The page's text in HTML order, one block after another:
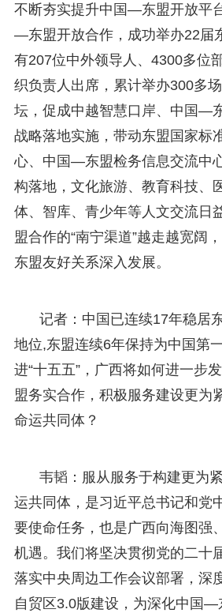
不断夯实提升中国—东盟开放平
—东盟开放合作，成功举办22届
有207位中外领导人、4300多位
织负责人出席，累计举办300多
坛，促成中越智慧口岸、中国—
战略落地实施，带动东盟国家标
心、中国—东盟检务信息交流中
构落地，文化旅游、教育科技、
体、智库、青少年等人文交流日
盟合作的“南宁渠道”越走越宽阔
东盟友好关系深入发展。
记者：中国已连续17年稳居
地位,东盟连续6年保持为中国第
进“十五五”，广西将如何进一步
盟务实合作，积极服务建设更为
命运共同体？
韦韬：服从服务于构建更为
运共同体，是习近平总书记和党
要使命任务，也是广西向海图强
机遇。我们将坚决贯彻党的二十
落实中央周边工作会议部署，深
自贸区3.0版建设，为深化中国—